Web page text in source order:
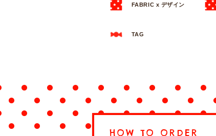
FABRIC x デザイン
TAG
HOW TO ORDER